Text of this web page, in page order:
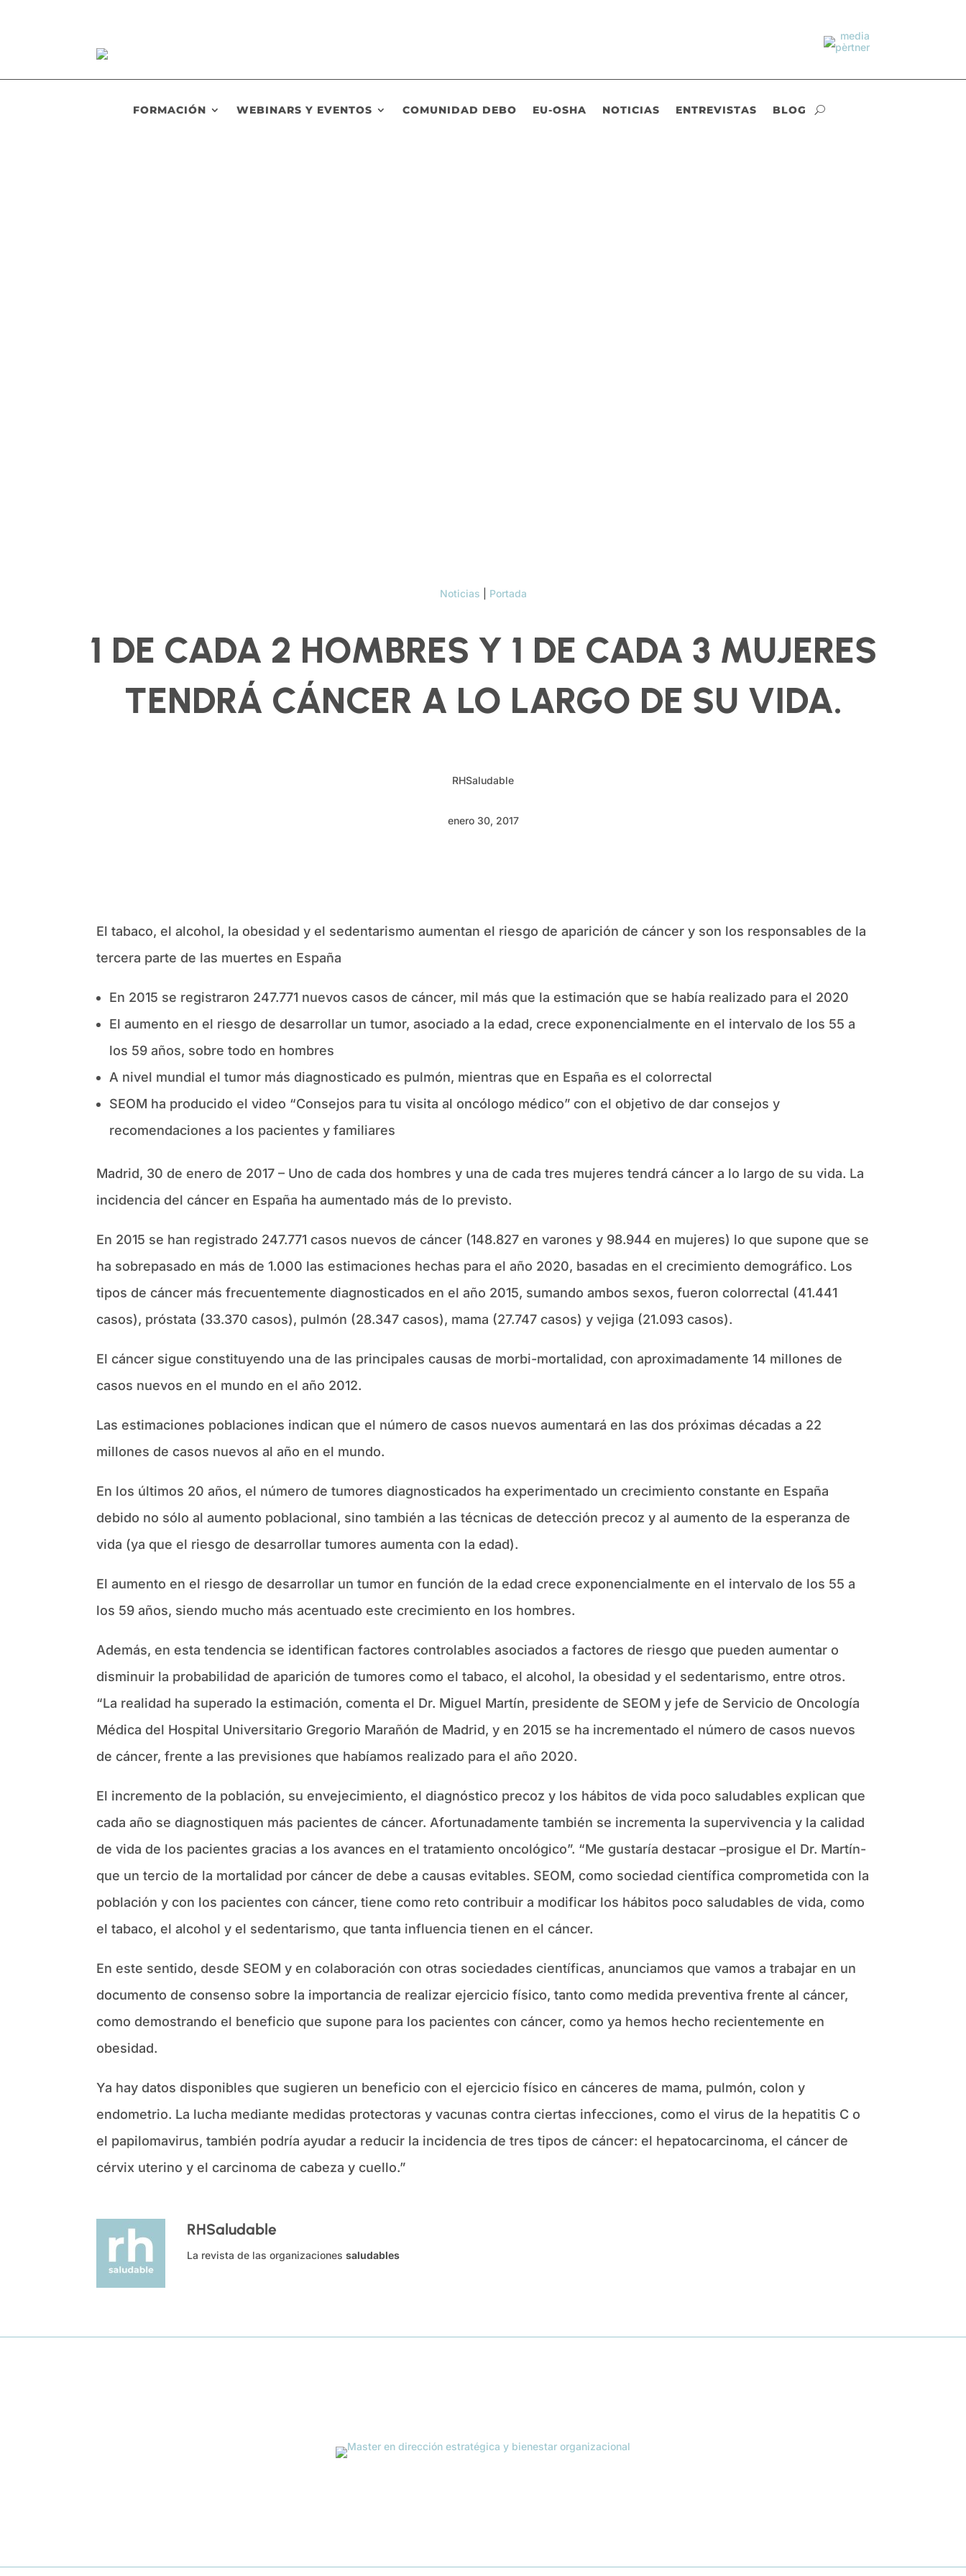
FORMACIÓN WEBINARS Y EVENTOS COMUNIDAD DEBO EU-OSHA NOTICIAS ENTREVISTAS BLOG
Noticias Portada
1 DE CADA 2 HOMBRES Y 1 DE CADA 3 MUJERES
TENDRÁ CÁNCER A LO LARGO DE SU VIDA.
RHSaludable
enero 30, 2017
El tabaco, el alcohol, la obesidad y el sedentarismo aumentan el riesgo de aparición de cáncer y son los responsables de la
tercera parte de las muertes en España
En 2015 se registraron 247.771 nuevos casos de cáncer, mil más que la estimación que se había realizado para el 2020
El aumento en el riesgo de desarrollar un tumor, asociado a la edad, crece exponencialmente en el intervalo de los 55 a
los 59 años, sobre todo en hombres
A nivel mundial el tumor más diagnosticado es pulmón, mientras que en España es el colorrectal
SEOM ha producido el video “Consejos para tu visita al oncólogo médico” con el objetivo de dar consejos y
recomendaciones a los pacientes y familiares
Madrid, 30 de enero de 2017 – Uno de cada dos hombres y una de cada tres mujeres tendrá cáncer a lo largo de su vida. La
incidencia del cáncer en España ha aumentado más de lo previsto.
En 2015 se han registrado 247.771 casos nuevos de cáncer (148.827 en varones y 98.944 en mujeres) lo que supone que se
ha sobrepasado en más de 1.000 las estimaciones hechas para el año 2020, basadas en el crecimiento demográfico. Los
tipos de cáncer más frecuentemente diagnosticados en el año 2015, sumando ambos sexos, fueron colorrectal (41.441
casos), próstata (33.370 casos), pulmón (28.347 casos), mama (27.747 casos) y vejiga (21.093 casos).
El cáncer sigue constituyendo una de las principales causas de morbi-mortalidad, con aproximadamente 14 millones de
casos nuevos en el mundo en el año 2012.
Las estimaciones poblaciones indican que el número de casos nuevos aumentará en las dos próximas décadas a 22
millones de casos nuevos al año en el mundo.
En los últimos 20 años, el número de tumores diagnosticados ha experimentado un crecimiento constante en España
debido no sólo al aumento poblacional, sino también a las técnicas de detección precoz y al aumento de la esperanza de
vida (ya que el riesgo de desarrollar tumores aumenta con la edad).
El aumento en el riesgo de desarrollar un tumor en función de la edad crece exponencialmente en el intervalo de los 55 a
los 59 años, siendo mucho más acentuado este crecimiento en los hombres.
Además, en esta tendencia se identifican factores controlables asociados a factores de riesgo que pueden aumentar o
disminuir la probabilidad de aparición de tumores como el tabaco, el alcohol, la obesidad y el sedentarismo, entre otros.
“La realidad ha superado la estimación, comenta el Dr. Miguel Martín, presidente de SEOM y jefe de Servicio de Oncología
Médica del Hospital Universitario Gregorio Marañón de Madrid, y en 2015 se ha incrementado el número de casos nuevos
de cáncer, frente a las previsiones que habíamos realizado para el año 2020.
El incremento de la población, su envejecimiento, el diagnóstico precoz y los hábitos de vida poco saludables explican que
cada año se diagnostiquen más pacientes de cáncer. Afortunadamente también se incrementa la supervivencia y la calidad
de vida de los pacientes gracias a los avances en el tratamiento oncológico”. “Me gustaría destacar –prosigue el Dr. Martín-
que un tercio de la mortalidad por cáncer de debe a causas evitables. SEOM, como sociedad científica comprometida con la
población y con los pacientes con cáncer, tiene como reto contribuir a modificar los hábitos poco saludables de vida, como
el tabaco, el alcohol y el sedentarismo, que tanta influencia tienen en el cáncer.
En este sentido, desde SEOM y en colaboración con otras sociedades científicas, anunciamos que vamos a trabajar en un
documento de consenso sobre la importancia de realizar ejercicio físico, tanto como medida preventiva frente al cáncer,
como demostrando el beneficio que supone para los pacientes con cáncer, como ya hemos hecho recientemente en
obesidad.
Ya hay datos disponibles que sugieren un beneficio con el ejercicio físico en cánceres de mama, pulmón, colon y
endometrio. La lucha mediante medidas protectoras y vacunas contra ciertas infecciones, como el virus de la hepatitis C o
el papilomavirus, también podría ayudar a reducir la incidencia de tres tipos de cáncer: el hepatocarcinoma, el cáncer de
cérvix uterino y el carcinoma de cabeza y cuello.”
RHSaludable
La revista de las organizacionessaludables